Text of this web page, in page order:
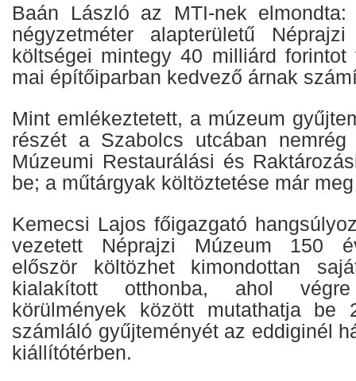
Baán László az MTI-nek
négyzetméter alapterületű
költségei mintegy 40 milliárd
mai építőiparban kedvező árnak
Mint emlékeztetett, a múzeum
részét a Szabolcs utcában nemrég
Múzeumi Restaurálási és
be; a műtárgyak költöztetése már
Kemecsi Lajos főigazgató
vezetett Néprajzi Múzeum 150
először költözhet kimondottan
kialakított otthonba, ahol végre
körülmények között mutathatja be
számláló gyűjteményét az eddiginél
kiállítótérben.